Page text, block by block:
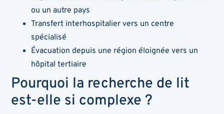
ou un autre pays
Transfert interhospitalier vers un centre
spécialisé
Évacuation depuis une région éloignée vers un
hôpital tertiaire
Pourquoi la recherche de lit
est-elle si complexe ?